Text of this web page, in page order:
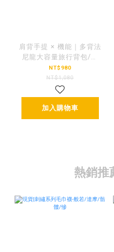
肩背手提 × 機能｜多背法
尼龍大容量旅行背包/提
袋【BGLF009】
NT$980
NT$1,080
加入購物車
熱銷推